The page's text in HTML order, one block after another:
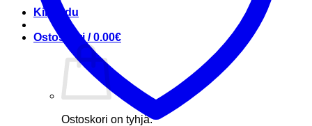
Kirjaudu
Ostoskori /0.00€
Ostoskori on tyhjä.